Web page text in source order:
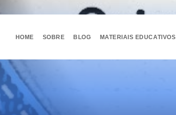
HOME SOBRE BLOG MATERIAIS EDUCATIVOS